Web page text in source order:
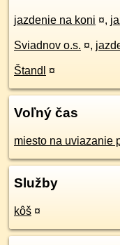
jazdenie na koni ¤,
Sviadnov o.s. ¤,
Štandl ¤
Voľný čas
miesto na uviazanie
Služby
kôš ¤